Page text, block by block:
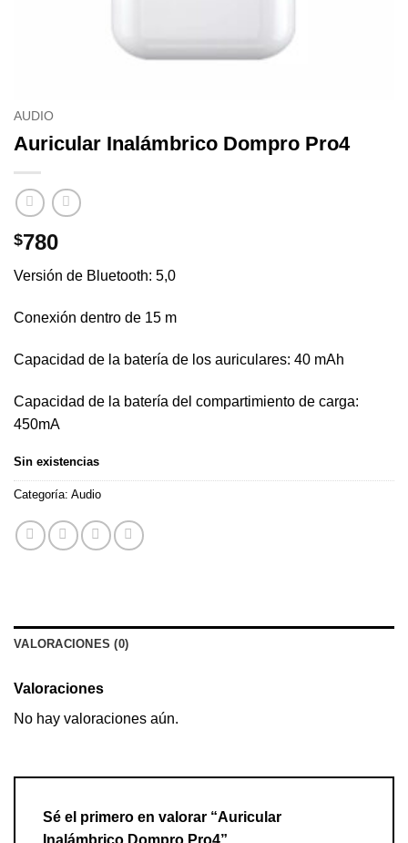
AUDIO
Auricular Inalámbrico Dompro Pro4
$780
Versión de Bluetooth: 5,0
Conexión dentro de 15 m
Capacidad de la batería de los auriculares: 40 mAh
Capacidad de la batería del compartimiento de carga:
450mA
Sin existencias
Categoría: Audio
VALORACIONES (0)
Valoraciones
No hay valoraciones aún.
Sé el primero en valorar “Auricular